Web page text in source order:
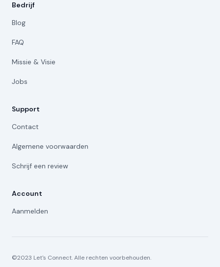
Bedrijf
Blog
FAQ
Missie & Visie
Jobs
Support
Contact
Algemene voorwaarden
Schrijf een review
Account
Aanmelden
©2023 Let's Connect. Alle rechten voorbehouden.